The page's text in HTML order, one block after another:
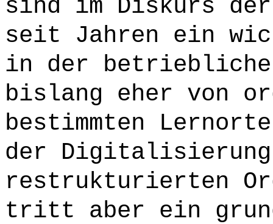
sind im Diskurs der
seit Jahren ein
in der
bislang eher von
bestimmten
der
restrukturierten
tritt aber ein